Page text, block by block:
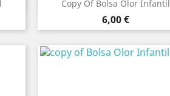
Copy Of Bolsa Olor Infantil
Preu
6,00 €